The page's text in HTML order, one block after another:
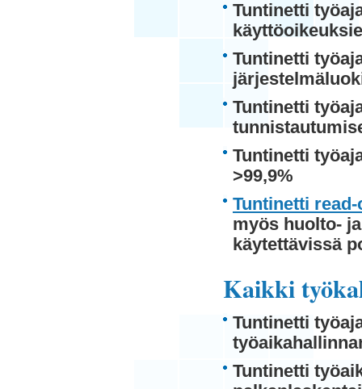
Tuntinetti
Tuntinetti
Tuntinetti
Tuntinetti
>99,9%
Tuntinetti
myös huolto-
käytettävissä
Kaikki
Tuntinetti
Tuntinetti